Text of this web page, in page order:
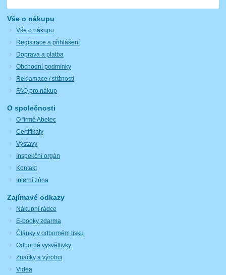
Vše o nákupu
Vše o nákupu
Registrace a přihlášení
Doprava a platba
Obchodní podmínky
Reklamace / stížnosti
FAQ pro nákup
O společnosti
O firmě Abetec
Certifikáty
Výstavy
Inspekční orgán
Kontakt
Interní zóna
Zajímavé odkazy
Nákupní rádce
E-booky zdarma
Články v odborném tisku
Odborné vysvětlivky
Značky a výrobci
Videa